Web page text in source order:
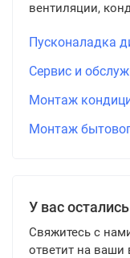
вентиляции,
Пусконаладка
Сервис и
Монтаж
Монтаж
У вас
Свяжитесь с
ответит на ваши